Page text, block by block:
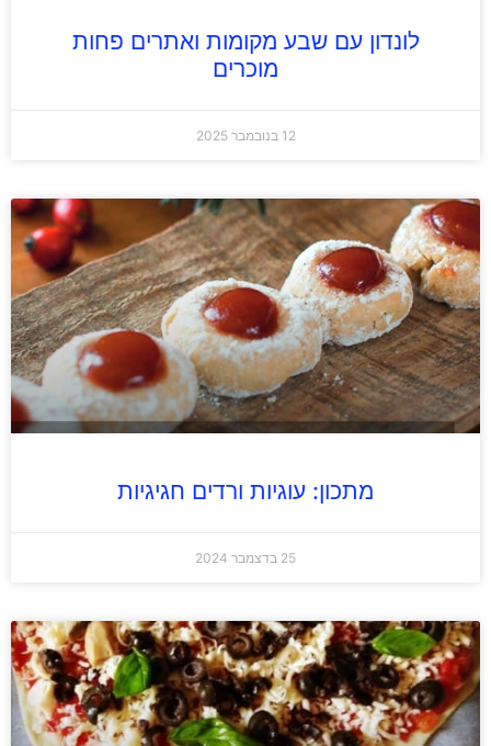
לונדון עם שבע מקומות ואתרים פחות
מוכרים
12 בנובמבר 2025
מתכון: עוגיות ורדים חגיגיות
25 בדצמבר 2024